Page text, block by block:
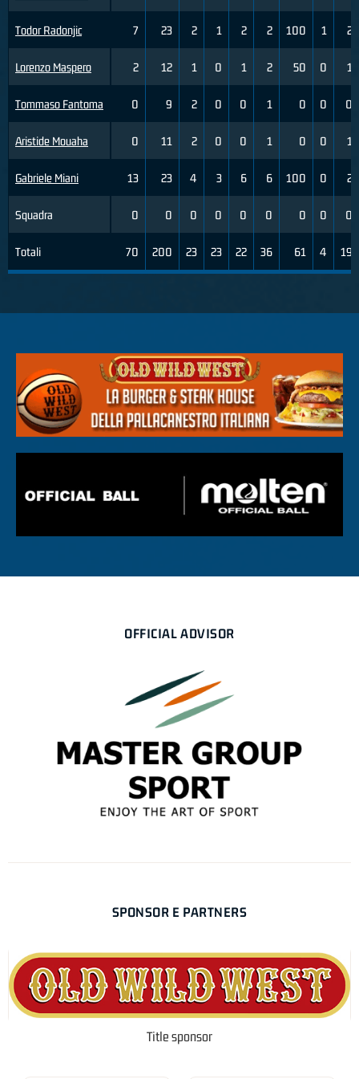
Todor Radonjic
Lorenzo Maspero
Tommaso Fantoma
Aristide Mouaha
Gabriele Miani
Squadra
Totali
7 23 2 1 2 2 100 1 2
2 12 1 0 1 2 50 0 1
0 9 2 0 0 1 0 0 0
0 11 2 0 0 1 0 0 1
13 23 4 3 6 6 100 0 2
0 0 0 0 0 0 0 0 0
70 200 23 23 22 36 61 4 19
OFFICIAL ADVISOR
SPONSOR E PARTNERS
Title sponsor